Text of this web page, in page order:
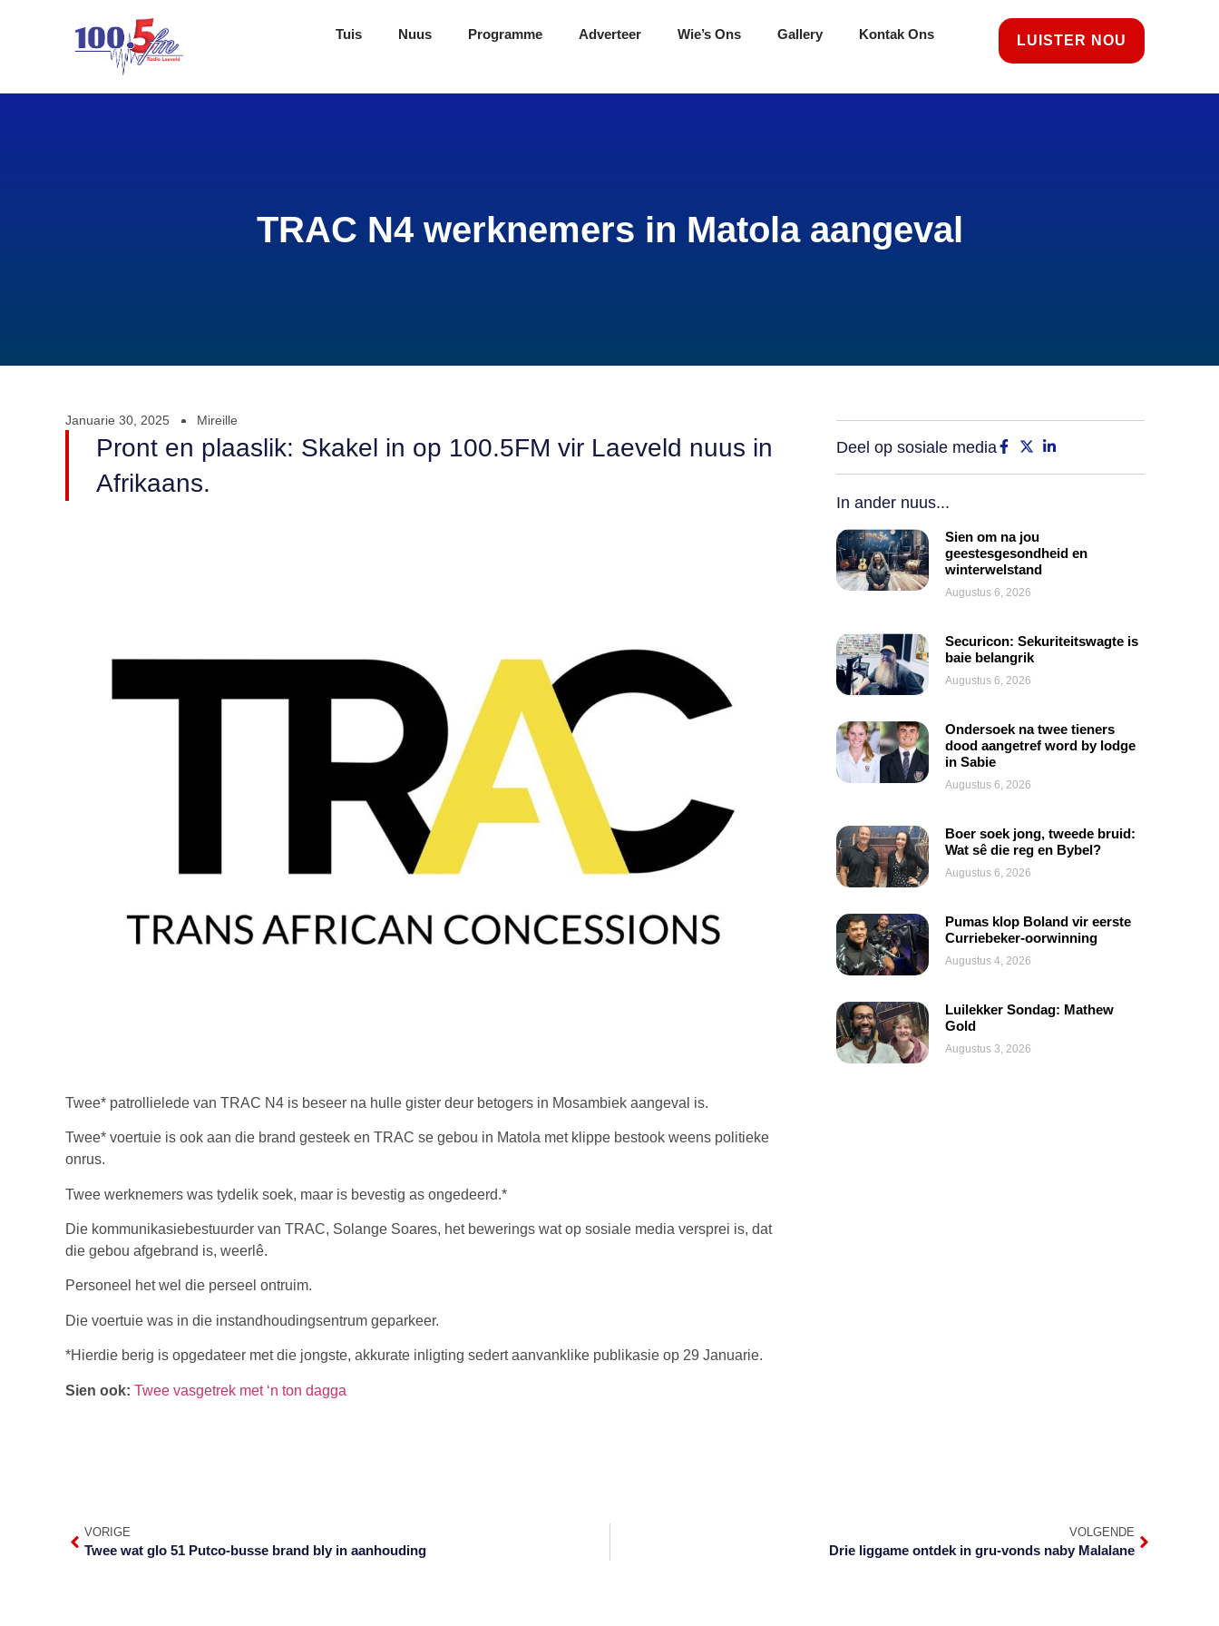
Tuis Nuus Programme Adverteer Wie’s Ons Gallery Kontak Ons LUISTER NOU
TRAC N4 werknemers in Matola aangeval
Januarie 30, 2025 Mireille
Pront en plaaslik: Skakel in op 100.5FM vir Laeveld nuus in
Afrikaans.
Twee* patrollielede van TRAC N4 is beseer na hulle gister deur betogers in Mosambiek aangeval is.
Twee* voertuie is ook aan die brand gesteek en TRAC se gebou in Matola met klippe bestook weens politieke
onrus.
Twee werknemers was tydelik soek, maar is bevestig as ongedeerd.*
Die kommunikasiebestuurder van TRAC, Solange Soares, het bewerings wat op sosiale media versprei is, dat
die gebou afgebrand is, weerlê.
Personeel het wel die perseel ontruim.
Die voertuie was in die instandhoudingsentrum geparkeer.
*Hierdie berig is opgedateer met die jongste, akkurate inligting sedert aanvanklike publikasie op 29 Januarie.
Sien ook: Twee vasgetrek met ‘n ton dagga
Deel op sosiale media
In ander nuus...
Sien om na jou
geestesgesondheid en
winterwelstand
Augustus 6, 2026
Securicon: Sekuriteitswagte is
baie belangrik
Augustus 6, 2026
Ondersoek na twee tieners
dood aangetref word by lodge
in Sabie
Augustus 6, 2026
Boer soek jong, tweede bruid:
Wat sê die reg en Bybel?
Augustus 6, 2026
Pumas klop Boland vir eerste
Curriebeker-oorwinning
Augustus 4, 2026
Luilekker Sondag: Mathew
Gold
Augustus 3, 2026
VORIGE
Twee wat glo 51 Putco-busse brand bly in aanhouding
VOLGENDE
Drie liggame ontdek in gru-vonds naby Malalane